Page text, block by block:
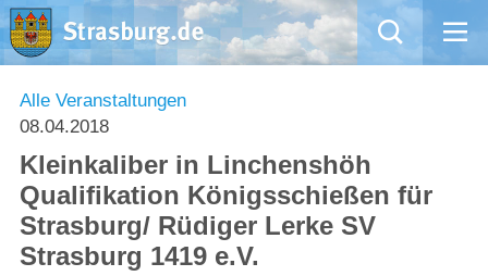
Mängelmeldung
Rathaus
Natur – Kultur – Tourismus
Alle Veranstaltungen
08.04.2018
Kleinkaliber in Linchenshöh
Qualifikation Königsschießen für
Strasburg/ Rüdiger Lerke SV
Strasburg 1419 e.V.